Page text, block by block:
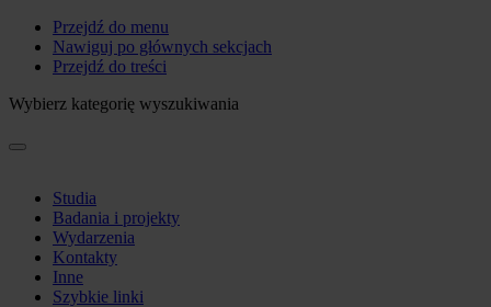
Przejdź do menu
Nawiguj po głównych sekcjach
Przejdź do treści
Wybierz kategorię wyszukiwania
Studia
Badania i projekty
Wydarzenia
Kontakty
Inne
Szybkie linki